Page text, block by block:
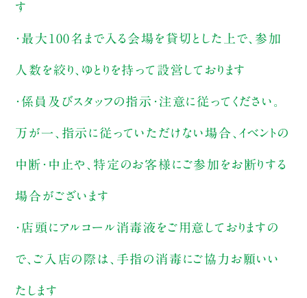
す
・最大100名まで入る会場を貸切とした上で、参加
人数を絞り、ゆとりを持って設営しております
・係員及びスタッフの指示・注意に従ってください。
万が一、指示に従っていただけない場合、イベントの
中断・中止や、特定のお客様にご参加をお断りする
場合がございます
・店頭にアルコール消毒液をご用意しておりますの
で、ご入店の際は、手指の消毒にご協力お願いい
たします